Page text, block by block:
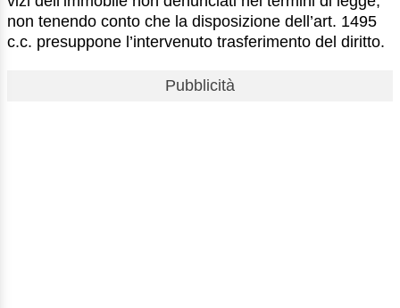
non tenendo conto che la disposizione dell’art. 1495
c.c. presuppone l’intervenuto trasferimento del diritto.
Pubblicità